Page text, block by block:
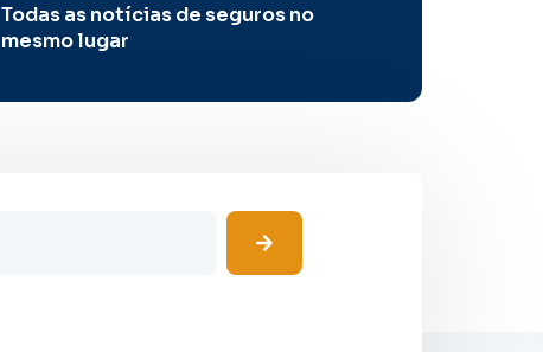
Todas as notícias de seguros no
mesmo lugar